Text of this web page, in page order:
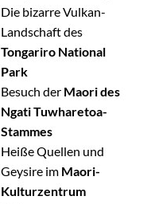
Die bizarre Vulkan-
Landschaft des
Tongariro National
Park
Besuch der Maori des
Ngati Tuwharetoa-
Stammes
Heiße Quellen und
Geysire im Maori-
Kulturzentrum